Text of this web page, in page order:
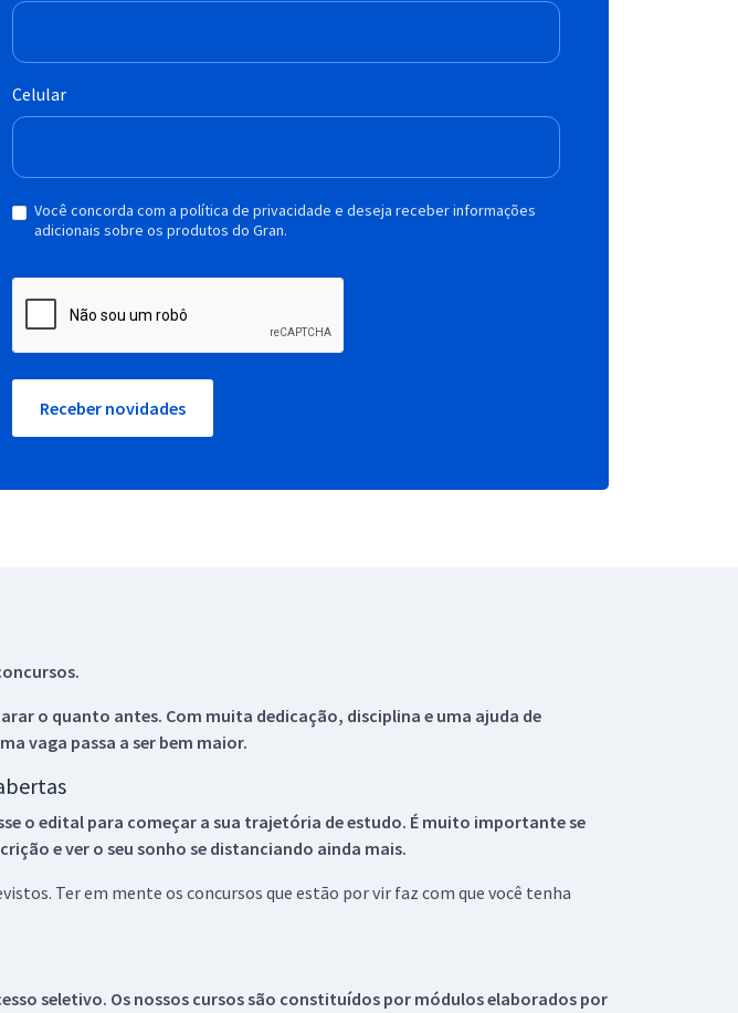
Celular
Você concorda com a política de privacidade e deseja receber informações
adicionais sobre os produtos do Gran.
Receber novidades
o quanto antes. Com muita dedicação, disciplina e uma ajuda de
vaga passa a ser bem maior.
o edital para começar a sua trajetória de estudo. É muito importante se
e ver o seu sonho se distanciando ainda mais.
Ter em mente os concursos que estão por vir faz com que você tenha
seletivo. Os nossos cursos são constituídos por módulos elaborados por